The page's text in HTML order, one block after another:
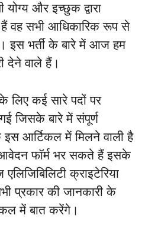
और इच्छुक द्वारा
हैं वह सभी आधिकारिक रूप से
इस भर्ती के बारे में आज हम
देने वाले हैं।
लिए कई सारे पदों पर
जिसके बारे में संपूर्ण
आर्टिकल में मिलने वाली है
फॉर्म भर सकते हैं इसके
क्राइटेरिया
प्रकार की जानकारी के
में बात करेंगे।